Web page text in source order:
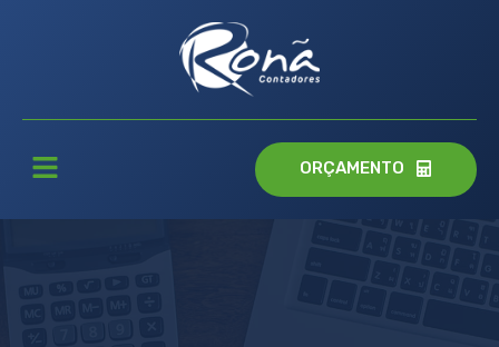
ORÇAMENTO